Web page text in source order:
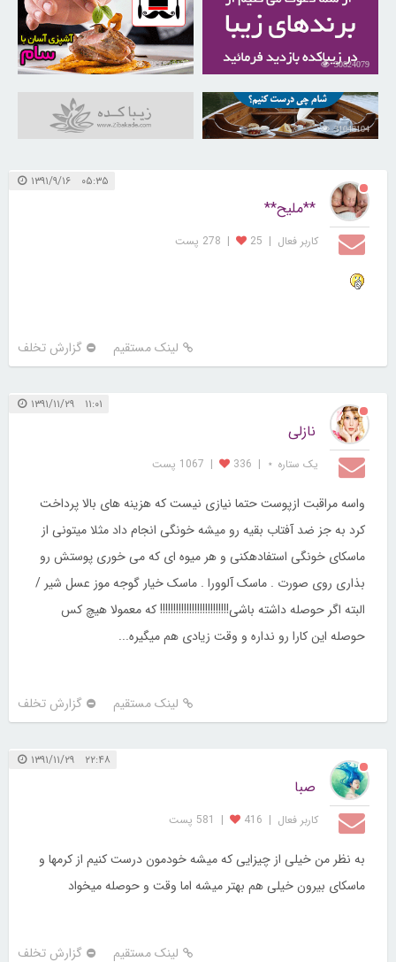
30824079
30262947
31048104
۰۵:۳۵ ۱۳۹۱/۹/۱۶
**ملیح**
کاربر فعال |
25
| 278 پست
لینک مستقیم گزارش تخلف
۱۱:۰۱ ۱۳۹۱/۱۱/۲۹
نازلی
یک ستاره ⋆ |
336
| 1067 پست
واسه مراقبت ازپوست حتما نیازی نیست که هزینه های بالا پرداخت
کرد به جز ضد آفتاب بقیه رو میشه خونگی انجام داد مثلا میتونی از
ماسکای خونگی استفادهکنی و هر میوه ای که می خوری پوستش رو
بذاری روی صورت . ماسک آلوورا . ماسک خیار گوجه موز عسل شیر /
البته اگر حوصله داشته باشی!!!!!!!!!!!!!!!!!!!!!!!!!! که معمولا هیچ کس
حوصله این کارا رو نداره و وقت زیادی هم میگیره...
لینک مستقیم گزارش تخلف
۲۲:۴۸ ۱۳۹۱/۱۱/۲۹
صبا
کاربر فعال |
416
| 581 پست
به نظر من خیلی از چیزایی که میشه خودمون درست کنیم از کرمها و
ماسکای بیرون خیلی هم بهتر میشه اما وقت و حوصله میخواد
لینک مستقیم گزارش تخلف